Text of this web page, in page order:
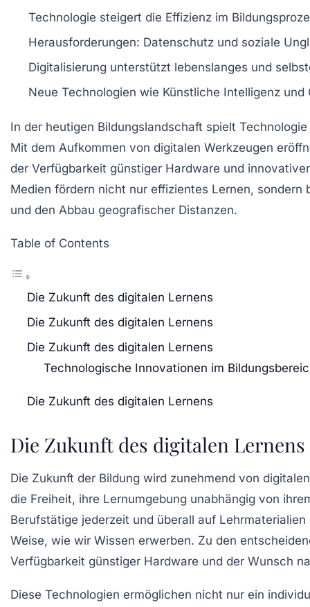
Technologie steigert die Effizienz im
Herausforderungen: Datenschutz und soziale
Digitalisierung unterstützt lebenslanges und
Neue Technologien wie Künstliche Intelligenz und
In der heutigen Bildungslandschaft spielt Technologie
Mit dem Aufkommen von digitalen Werkzeugen
der Verfügbarkeit günstiger Hardware und
Medien fördern nicht nur effizientes Lernen, sondern
und den Abbau geografischer Distanzen.
Table of Contents
Die Zukunft des digitalen Lernens
Die Zukunft des digitalen Lernens
Die Zukunft des digitalen Lernens
Technologische Innovationen im
Die Zukunft des digitalen Lernens
Die Zukunft des digitalen Lernens
Die Zukunft der Bildung wird zunehmend von
die Freiheit, ihre Lernumgebung unabhängig von
Berufstätige jederzeit und überall auf Lehrmaterialien
Weise, wie wir Wissen erwerben. Zu den
Verfügbarkeit günstiger Hardware und der Wunsch
Diese Technologien ermöglichen nicht nur ein